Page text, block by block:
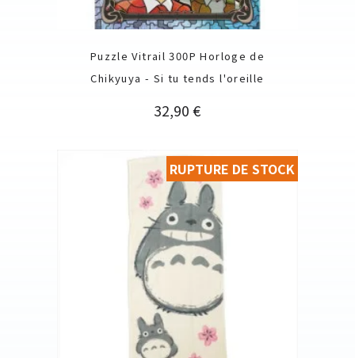
Puzzle Vitrail 300P Horloge de
Chikyuya - Si tu tends l'oreille
Prix
32,90 €
RUPTURE DE STOCK